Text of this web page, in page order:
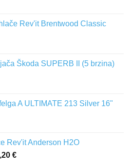
Rev'it Brentwood Classic
Škoda SUPERB II (5 brzina)
A ULTIMATE 213 Silver 16"
Rev'it Anderson H2O
€